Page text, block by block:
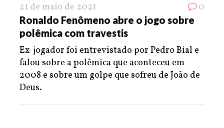
21 de maio de 2021 0
Ronaldo Fenômeno abre o jogo sobre
polêmica com travestis
Ex-jogador foi entrevistado por Pedro Bial e
falou sobre a polêmica que aconteceu em
2008 e sobre um golpe que sofreu de João de
Deus.